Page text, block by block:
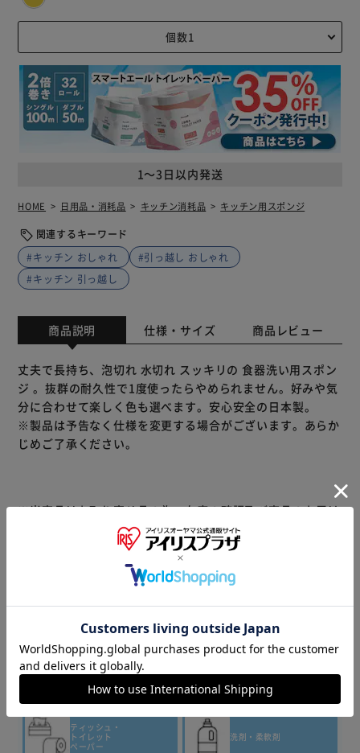
1～3日以内発送
HOME 日用品・消耗品 キッチン消耗品 キッチン用スポンジ
関連するキーワード
#キッチン おしゃれ
#引っ越し おしゃれ
#キッチン 引っ越し
商品説明 仕様・サイズ 商品レビュー
丈夫で長持ち、泡切れ 水切れ スッキリの 食器洗い用スポン
ジ 。抜群の耐久性で1度使ったらやめられません。好みや気
分に合わせて楽しく色も選べます。安心安全の日本製。
※製品は予告なく仕様を変更する場合がございます。あらか
じめご了承ください。
※当商品はお取り寄せ品の為、在庫の確認及び商品のお届け
までお時間を頂く場合がございます。
また、商品がメーカーにて完売となっていた場合、キャンセ
ル又は注文内容の変更をお願いいたしております。
予めご了承くださいますようお願いいたします。
商品はアイリスプラザがセレクトしたオススメ商品です。
商品情報
▼その他 商品はこちら▼
ティッシュ・
トイレット
ペーパー
洗剤・柔軟剤